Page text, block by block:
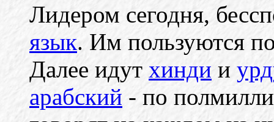
Лидером сегодня,
язык. Им пользуются
Далее идут хинди и
арабский - по